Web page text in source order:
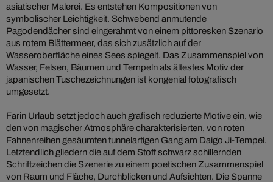
asiatischer Malerei. Es entstehen Kompositionen von
symbolischer Leichtigkeit. Schwebend anmutende
Pagodendächer sind eingerahmt von einem pittoresken Szenario
aus rotem Blättermeer, das sich zusätzlich auf der
Wasseroberfläche eines Sees spiegelt. Das Zusammenspiel von
Wasser, Felsen, Bäumen und Tempeln als ältestes Motiv der
japanischen Tuschezeichnungen ist kongenial fotografisch
umgesetzt.
Farin Urlaub setzt jedoch auch grafisch reduzierte Motive ein, wie
den von magischer Atmosphäre charakterisierten, von roten
Fahnenreihen gesäumten tunnelartigen Gang am Daigo Ji-Tempel.
Letztendlich gliedern die auf dem Stoff schwarz schillernden
Schriftzeichen die Szenerie zu einem poetischen Zusammenspiel
von Raum und Fläche, Durchblicken und Aufsichten. Die Spanne